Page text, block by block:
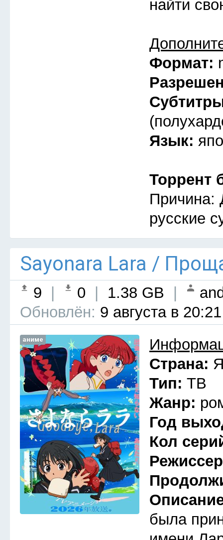
найти
Формат:
Язык:
Торрент
Причина:
русские
Sayonara Lara /
9 0 1.38 GB
Обновлён: 9 августа в 20:21
аниме
Страна:
Тип: ТВ
Жанр:
Год
Кол
была